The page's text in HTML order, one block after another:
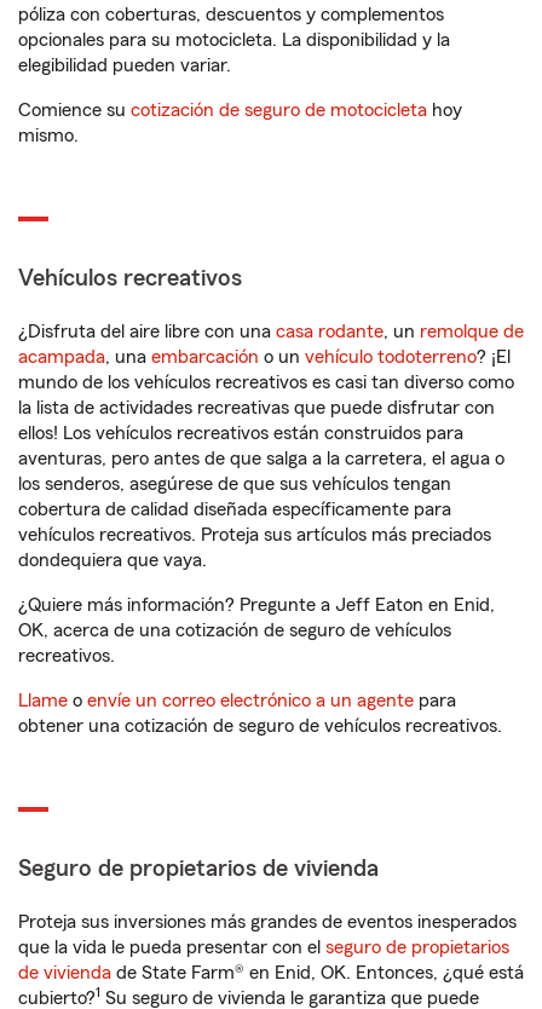
póliza con coberturas, descuentos y complementos
opcionales para su motocicleta. La disponibilidad y la
elegibilidad pueden variar.
Comience su cotización de seguro de motocicleta hoy
mismo.
Vehículos recreativos
¿Disfruta del aire libre con una casa rodante, un remolque de
acampada, una embarcación o un vehículo todoterreno? ¡El
mundo de los vehículos recreativos es casi tan diverso como
la lista de actividades recreativas que puede disfrutar con
ellos! Los vehículos recreativos están construidos para
aventuras, pero antes de que salga a la carretera, el agua o
los senderos, asegúrese de que sus vehículos tengan
cobertura de calidad diseñada específicamente para
vehículos recreativos. Proteja sus artículos más preciados
dondequiera que vaya.
¿Quiere más información? Pregunte a Jeff Eaton en Enid,
OK, acerca de una cotización de seguro de vehículos
recreativos.
Llame o envíe un correo electrónico a un agente para
obtener una cotización de seguro de vehículos recreativos.
Seguro de propietarios de vivienda
Proteja sus inversiones más grandes de eventos inesperados
que la vida le pueda presentar con el seguro de propietarios
de vivienda de State Farm® en Enid, OK. Entonces, ¿qué está
cubierto?1 Su seguro de vivienda le garantiza que puede